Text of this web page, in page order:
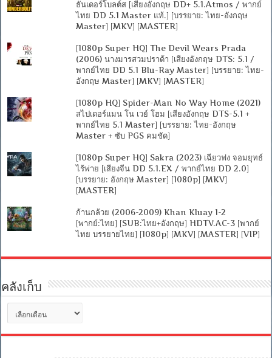
ธันเดอร์โบลต์ส [เสียงอังกฤษ DD+ 5.1.Atmos / พากย์
ไทย DD 5.1 Master แท้.] [บรรยาย: ไทย-อังกฤษ
Master] [MKV] [MASTER]
[1080p Super HQ] The Devil Wears Prada
(2006) นางมารสวมปราด้า [เสียงอังกฤษ DTS: 5.1 /
พากย์ไทย DD 5.1 Blu-Ray Master] [บรรยาย: ไทย-
อังกฤษ Master] [MKV] [MASTER]
[1080p HQ] Spider-Man No Way Home (2021)
สไปเดอร์แมน โน เวย์ โฮม [เสียงอังกฤษ DTS-5.1 +
พากย์ไทย 5.1 Master] [บรรยาย: ไทย-อังกฤษ
Master + ซับ PGS คมชัด]
[1080p Super HQ] Sakra (2023) เฉียวฟง จอมยุทธ์
ไร้พ่าย [เสียงจีน DD 5.1.EX / พากย์ไทย DD 2.0]
[บรรยาย: อังกฤษ Master] [1080p] [MKV]
[MASTER]
ก้านกล้วย (2006-2009) Khan Kluay 1-2
[พากย์:ไทย] [SUB:ไทย+อังกฤษ] HDTV.AC-3 [พากย์
ไทย บรรยายไทย] [1080p] [MKV] [MASTER] [VIP]
คลังเก็บ
เก็บ